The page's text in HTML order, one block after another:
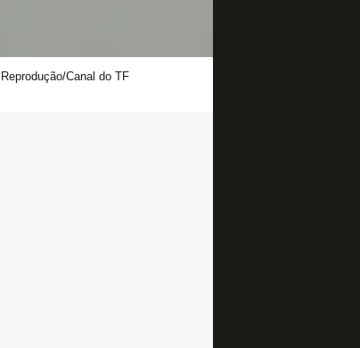
Reprodução/Canal do TF